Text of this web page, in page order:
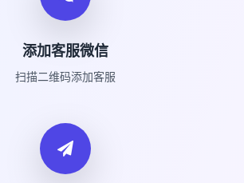
添加客服微信
扫描二维码添加客服